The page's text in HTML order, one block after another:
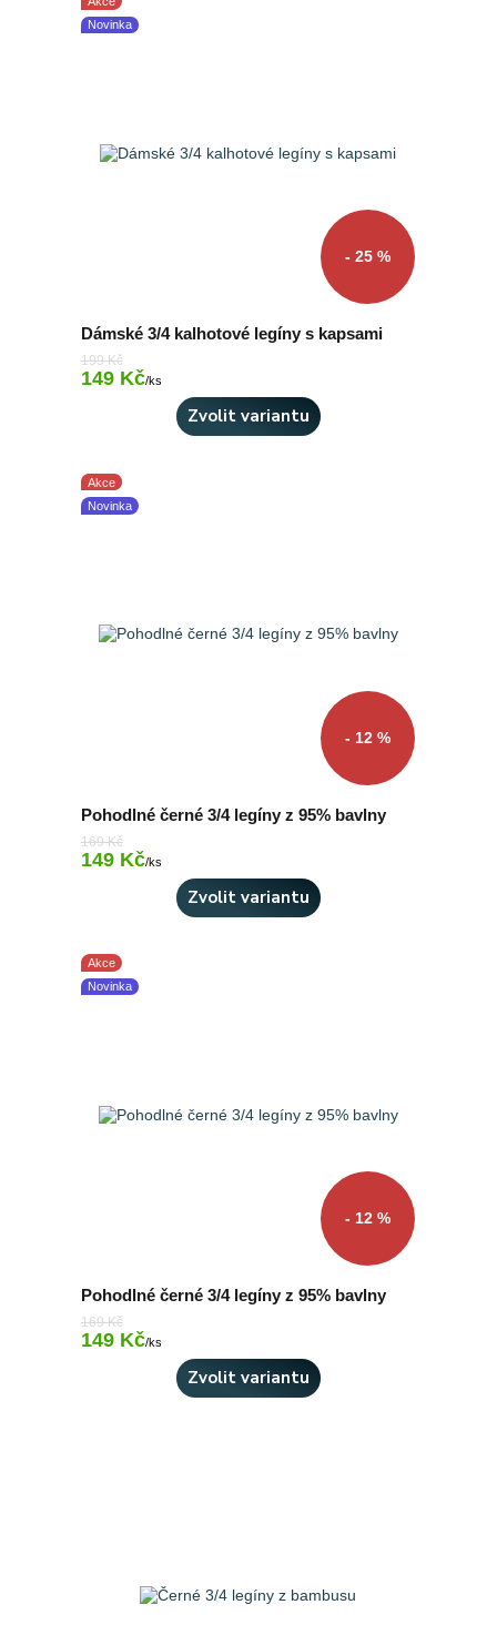
Novinka
- 25 %
Dámské 3/4 kalhotové legíny s kapsami
199 Kč
149 Kč/ks
Zvolit variantu
Akce
Novinka
- 12 %
Pohodlné černé 3/4 legíny z 95% bavlny
169 Kč
149 Kč/ks
Zvolit variantu
Akce
Novinka
- 12 %
Pohodlné černé 3/4 legíny z 95% bavlny
169 Kč
149 Kč/ks
Zvolit variantu